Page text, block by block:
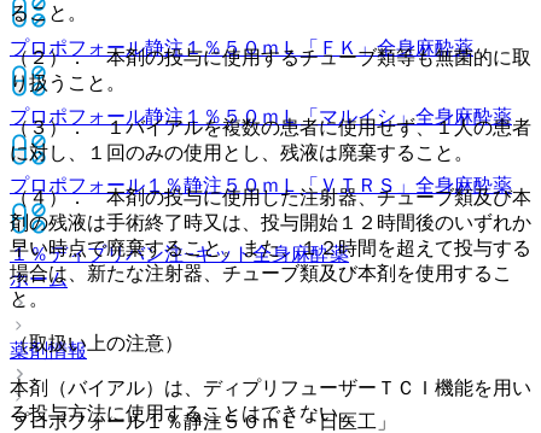
プロポフォール静注１％５０ｍＬ「ＦＫ」全身麻酔薬
プロポフォール静注１％５０ｍＬ「マルイシ」全身麻酔薬
プロポフォール１％静注５０ｍＬ「ＶＴＲＳ」 全身麻酔薬
１％ディプリバン注−キット全身麻酔薬
ホーム
薬剤情報
プロポフォール１％静注５０ｍＬ「日医工」
ること。
（２）． 本剤の投与に使用するチューブ類等も無菌的に取
り扱うこと。
（３）． １バイアルを複数の患者に使用せず、１人の患者
に対し、１回のみの使用とし、残液は廃棄すること。
（４）． 本剤の投与に使用した注射器、チューブ類及び本
剤の残液は手術終了時又は、投与開始１２時間後のいずれか
早い時点で廃棄すること。また、１２時間を超えて投与する
場合は、新たな注射器、チューブ類及び本剤を使用するこ
と。
（取扱い上の注意）
本剤（バイアル）は、ディプリフューザーＴＣＩ機能を用い
る投与方法に使用することはできない。